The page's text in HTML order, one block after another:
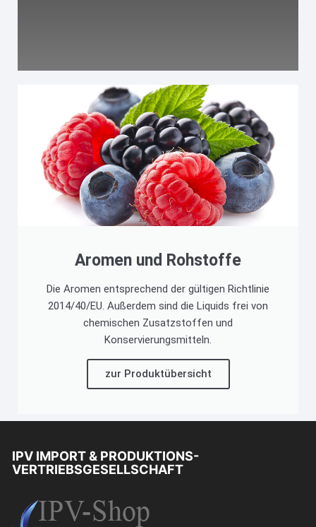
Aromen und Rohstoffe
Die Aromen entsprechend der gültigen Richtlinie
2014/40/EU. Außerdem sind die Liquids frei von
chemischen Zusatzstoffen und
Konservierungsmitteln.
zur Produktübersicht
IPV IMPORT & PRODUKTIONS-
VERTRIEBSGESELLSCHAFT